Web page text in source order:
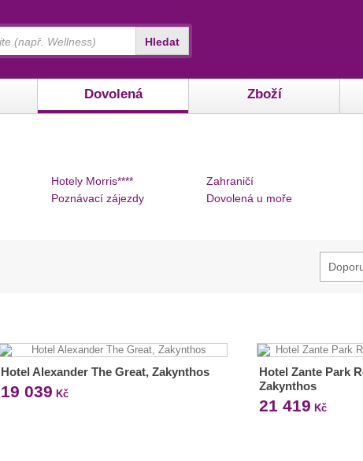
Dovolená Zboží
Hledat
Hotely Morris****
Poznávací zájezdy
Zahraničí
Dovolená u moře
Hotel Alexander The Great, Zakynthos
19 039 Kč
Hotel Zante Park
Zakynthos
21 419 Kč